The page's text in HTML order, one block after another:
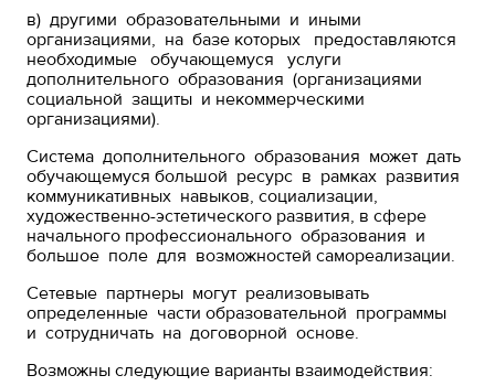
в) другими образовательными и иными
организациями, на базе которых предоставляются
необходимые обучающемуся услуги
дополнительного образования (организациями
социальной защиты и некоммерческими
организациями).
Система дополнительного образования может дать
обучающемуся большой ресурс в рамках развития
коммуникативных навыков, социализации,
художественно-эстетического развития, в сфере
начального профессионального образования и
большое поле для возможностей самореализации.
Сетевые партнеры могут реализовывать
определенные части образовательной программы
и сотрудничать на договорной основе.
Возможны следующие варианты взаимодействия: